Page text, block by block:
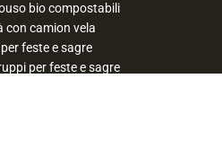
bio compostabili
con camion vela
feste e sagre
per feste e sagre